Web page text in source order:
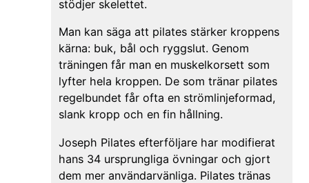
stödjer skelettet.
Man kan säga att pilates stärker kroppens
kärna: buk, bål och ryggslut. Genom
träningen får man en muskelkorsett som
lyfter hela kroppen. De som tränar pilates
regelbundet får ofta en strömlinjeformad,
slank kropp och en fin hållning.
Joseph Pilates efterföljare har modifierat
hans 34 ursprungliga övningar och gjort
dem mer användarvänliga. Pilates tränas